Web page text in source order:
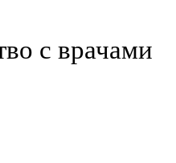
с врачами